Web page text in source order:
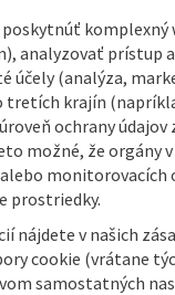
poskytnúť
analyzovať prístup
účely (analýza,
tretích krajín
ochrany údajov
možné, že orgány
monitorovacích
prostriedky.
nájdete v našich
cookie (vrátane
samostatných